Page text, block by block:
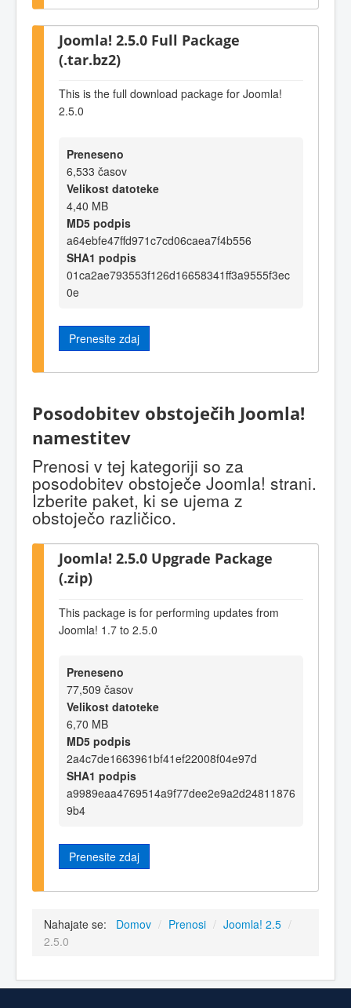
Joomla! 2.5.0 Full Package
(.tar.bz2)
This is the full download package for Joomla!
2.5.0
Preneseno
6,533 časov
Velikost datoteke
4,40 MB
MD5 podpis
a64ebfe47ffd971c7cd06caea7f4b556
SHA1 podpis
01ca2ae793553f126d16658341ff3a9555f3ec
0e
Prenesite zdaj
Posodobitev obstoječih Joomla!
namestitev
Prenosi v tej kategoriji so za
posodobitev obstoječe Joomla! strani.
Izberite paket, ki se ujema z
obstoječo različico.
Joomla! 2.5.0 Upgrade Package
(.zip)
This package is for performing updates from
Joomla! 1.7 to 2.5.0
Preneseno
77,509 časov
Velikost datoteke
6,70 MB
MD5 podpis
2a4c7de1663961bf41ef22008f04e97d
SHA1 podpis
a9989eaa4769514a9f77dee2e9a2d24811876
9b4
Prenesite zdaj
Nahajate se: Domov / Prenosi / Joomla! 2.5 /
2.5.0